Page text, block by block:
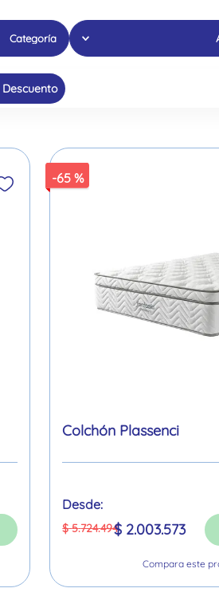
Categoría
Descuento
-65 %
Colchón Plassenci
Desde:
$ 5.724.494$ 2.003.573